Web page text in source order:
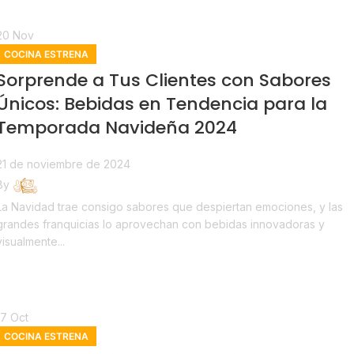
Nov
COCINA ESTRENA
a Tus Clientes con Sabores
Bebidas en Tendencia para la
Navideña 2024
de noviembre de 2024
Navidad trae consigo sabores que despiertan emociones, y las
franquicias lo aprovechan con bebidas innovadoras y
Oct
COCINA ESTRENA